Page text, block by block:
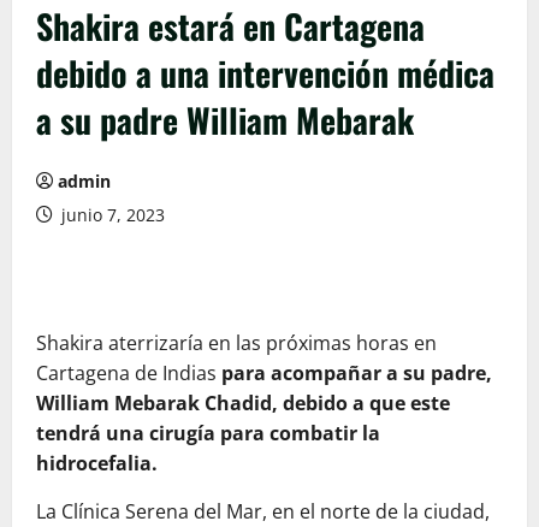
Shakira estará en Cartagena
debido a una intervención médica
a su padre William Mebarak
admin
junio 7, 2023
Shakira aterrizaría en las próximas horas en
Cartagena de Indias para acompañar a su padre,
William Mebarak Chadid, debido a que este
tendrá una cirugía para combatir la
hidrocefalia.
La Clínica Serena del Mar, en el norte de la ciudad,